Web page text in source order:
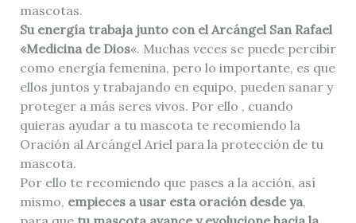
mascotas.
Su energía trabaja junto con el Arcángel San Rafael
«Medicina de Dios«. Muchas veces se puede percibir
como energía femenina, pero lo importante, es que
ellos juntos y trabajando en equipo, pueden sanar y
proteger a más seres vivos. Por ello , cuando
quieras ayudar a tu mascota te recomiendo la
Oración al Arcángel Ariel para la protección de tu
mascota.
Por ello te recomiendo que pases a la acción, así
mismo, empieces a usar esta oración desde ya,